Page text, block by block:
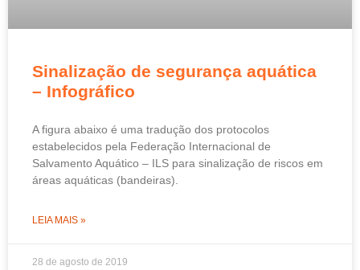
Sinalização de segurança aquática
– Infográfico
A figura abaixo é uma tradução dos protocolos
estabelecidos pela Federação Internacional de
Salvamento Aquático – ILS para sinalização de riscos em
áreas aquáticas (bandeiras).
LEIA MAIS »
28 de agosto de 2019